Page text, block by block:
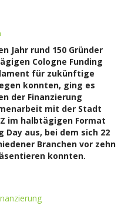
Jahr rund 150 Gründer
Cologne Funding
für zukünftige
konnten, ging es
der Finanzierung
mit der Stadt
im halbtägigen Format
Day aus, bei dem sich 22
Branchen vor zehn
konnten.